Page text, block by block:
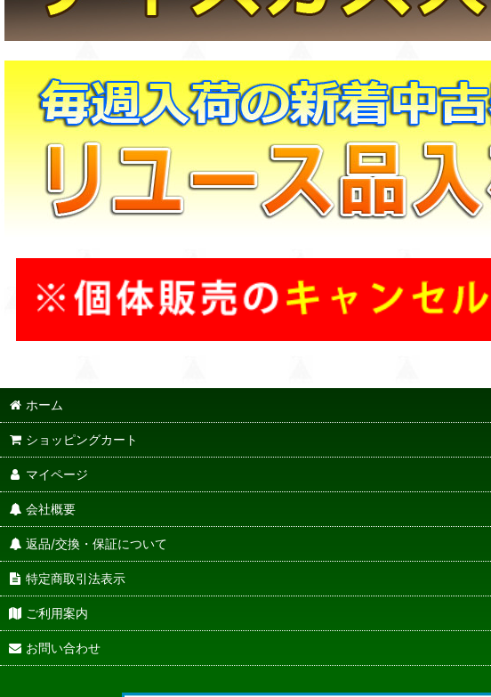
ホーム
ショッピングカート
マイページ
会社概要
返品/交換・保証について
特定商取引法表示
ご利用案内
お問い合わせ